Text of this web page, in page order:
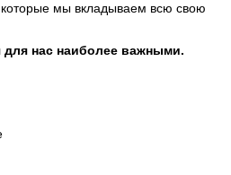
которые мы вкладываем всю свою
нас наиболее важными.